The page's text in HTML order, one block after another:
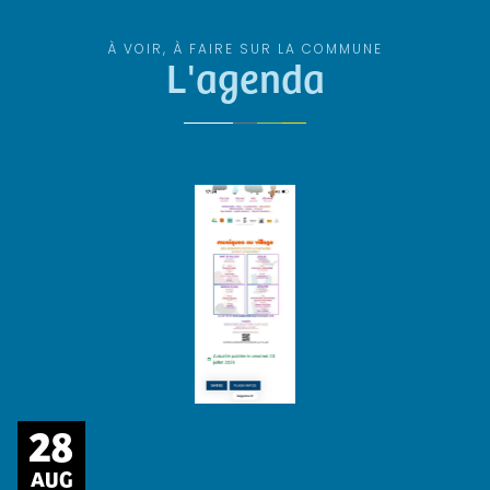
À VOIR, À FAIRE SUR LA COMMUNE
L'agenda
28
AUG